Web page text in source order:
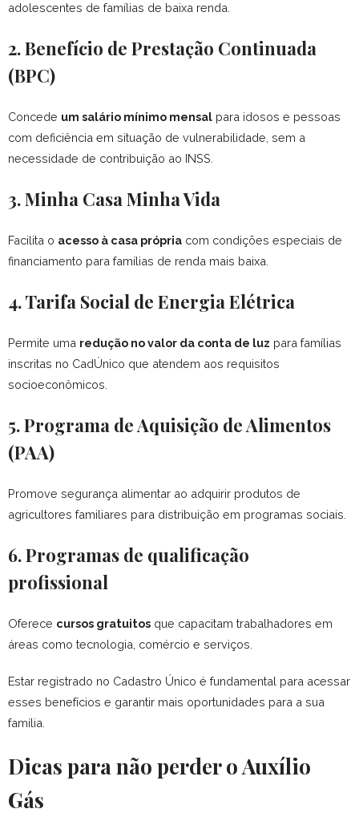
adolescentes de famílias de baixa renda.
2. Benefício de Prestação Continuada
(BPC)
Concede um salário mínimo mensal para idosos e pessoas
com deficiência em situação de vulnerabilidade, sem a
necessidade de contribuição ao INSS.
3. Minha Casa Minha Vida
Facilita o acesso à casa própria com condições especiais de
financiamento para famílias de renda mais baixa.
4. Tarifa Social de Energia Elétrica
Permite uma redução no valor da conta de luz para famílias
inscritas no CadÚnico que atendem aos requisitos
socioeconômicos.
5. Programa de Aquisição de Alimentos
(PAA)
Promove segurança alimentar ao adquirir produtos de
agricultores familiares para distribuição em programas sociais.
6. Programas de qualificação
profissional
Oferece cursos gratuitos que capacitam trabalhadores em
áreas como tecnologia, comércio e serviços.
Estar registrado no Cadastro Único é fundamental para acessar
esses benefícios e garantir mais oportunidades para a sua
família.
Dicas para não perder o Auxílio
Gás